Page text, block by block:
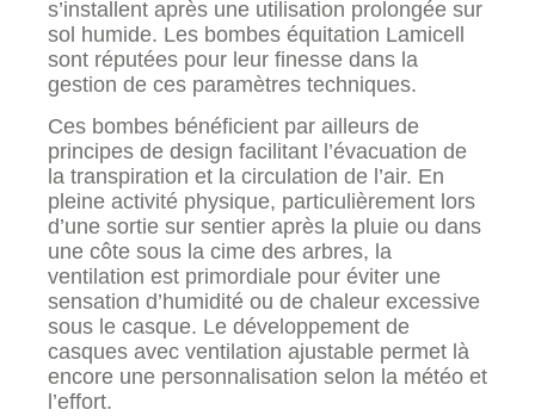
s’installent après une utilisation prolongée sur
sol humide. Les bombes équitation Lamicell
sont réputées pour leur finesse dans la
gestion de ces paramètres techniques.
Ces bombes bénéficient par ailleurs de
principes de design facilitant l’évacuation de
la transpiration et la circulation de l’air. En
pleine activité physique, particulièrement lors
d’une sortie sur sentier après la pluie ou dans
une côte sous la cime des arbres, la
ventilation est primordiale pour éviter une
sensation d’humidité ou de chaleur excessive
sous le casque. Le développement de
casques avec ventilation ajustable permet là
encore une personnalisation selon la météo et
l’effort.